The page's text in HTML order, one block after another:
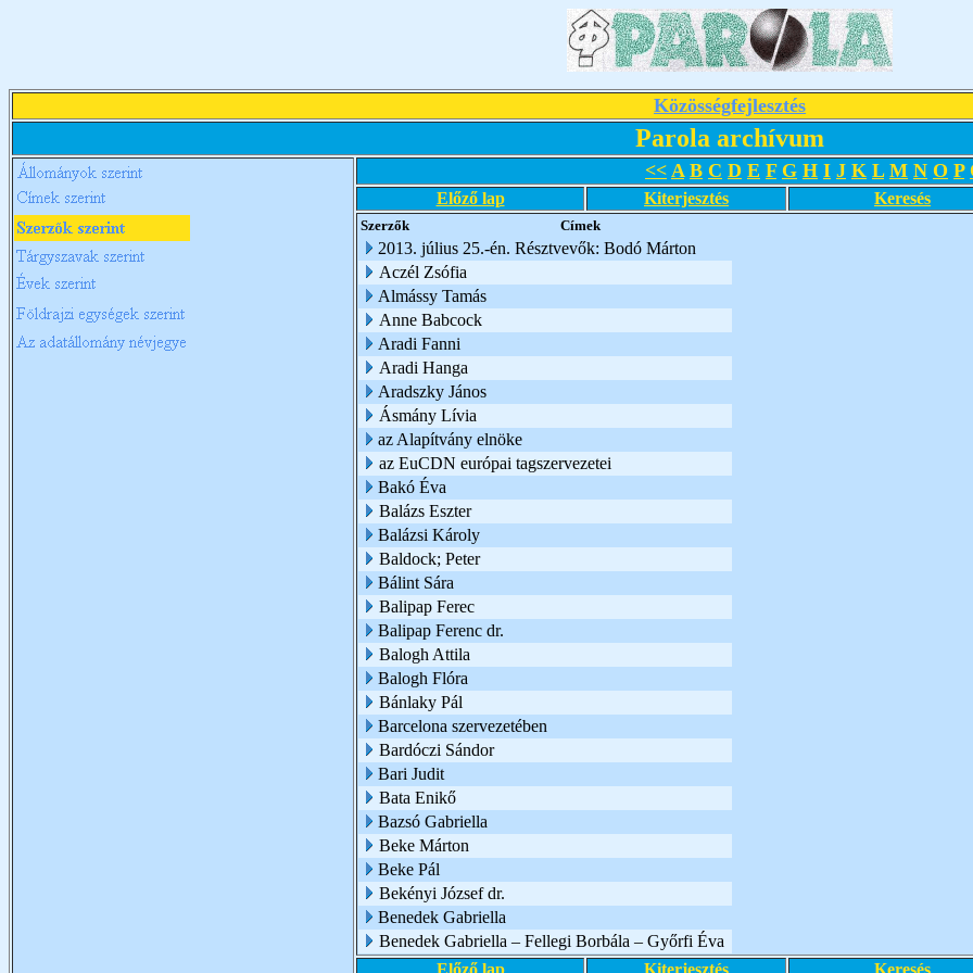
Közösségfejlesztés
Parola archívum
<< A B C D E F G H I J K L M N O P
Előző lap Kiterjesztés Keresés
Szerzők Címek
2013. július 25.-én. Résztvevők: Bodó Márton
Aczél Zsófia
Almássy Tamás
Anne Babcock
Aradi Fanni
Aradi Hanga
Aradszky János
Ásmány Lívia
az Alapítvány elnöke
az EuCDN európai tagszervezetei
Bakó Éva
Balázs Eszter
Balázsi Károly
Baldock; Peter
Bálint Sára
Balipap Ferec
Balipap Ferenc dr.
Balogh Attila
Balogh Flóra
Bánlaky Pál
Barcelona szervezetében
Bardóczi Sándor
Bari Judit
Bata Enikő
Bazsó Gabriella
Beke Márton
Beke Pál
Bekényi József dr.
Benedek Gabriella
Benedek Gabriella – Fellegi Borbála – Győrfi Éva
Előző lap
Kiterjesztés Keresés